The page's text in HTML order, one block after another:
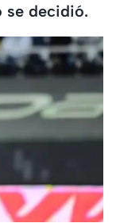
se decidió.